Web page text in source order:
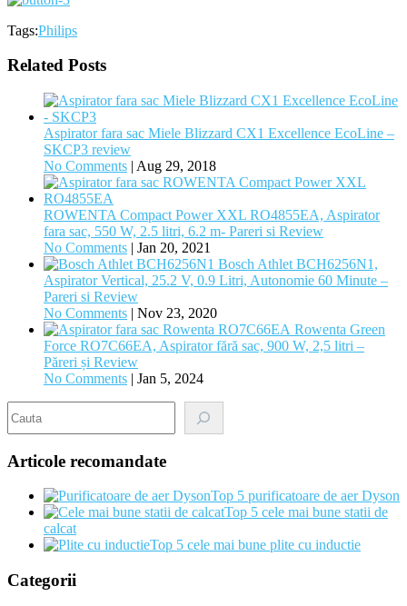
Tags:Philips
Related Posts
Aspirator fara sac Miele Blizzard CX1 Excellence EcoLine –
SKCP3 review
No Comments | Aug 29, 2018
ROWENTA Compact Power XXL RO4855EA, Aspirator
fara sac, 550 W, 2.5 litri, 6.2 m- Pareri si Review
No Comments | Jan 20, 2021
Bosch Athlet BCH6256N1,
Aspirator Vertical, 25.2 V, 0.9 Litri, Autonomie 60 Minute –
Pareri si Review
No Comments | Nov 23, 2020
Rowenta Green
Force RO7C66EA, Aspirator fără sac, 900 W, 2,5 litri –
Păreri și Review
No Comments | Jan 5, 2024
Articole recomandate
Top 5 purificatoare de aer Dyson
Top 5 cele mai bune statii de
calcat
Top 5 cele mai bune plite cu inductie
Categorii